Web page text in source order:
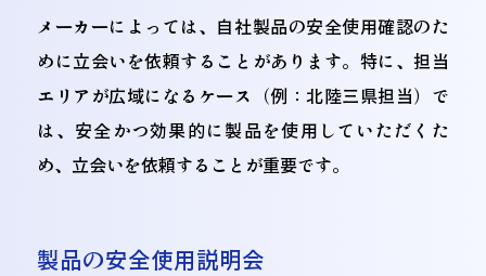
メーカーによっては、自社製品の安全使用確認のた
めに立会いを依頼することがあります。特に、担当
エリアが広域になるケース（例：北陸三県担当）で
は、安全かつ効果的に製品を使用していただくた
め、立会いを依頼することが重要です。
製品の安全使用説明会